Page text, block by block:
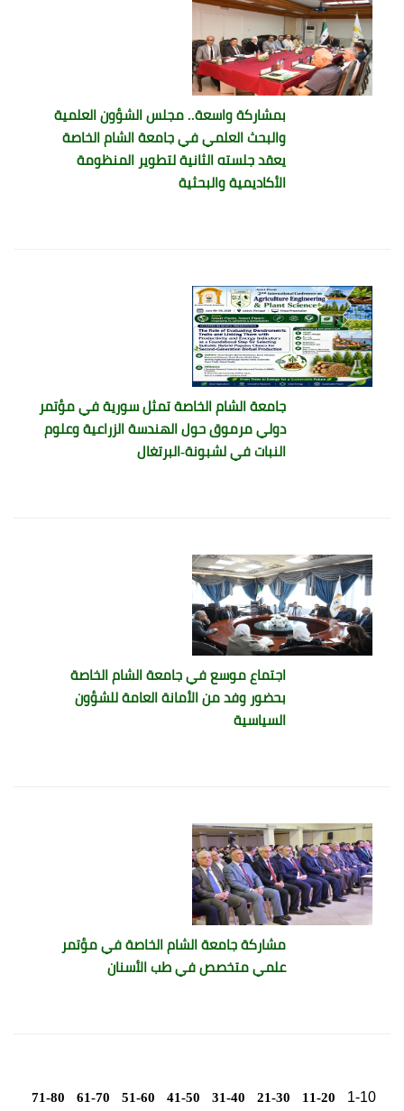
بمشاركة واسعة.. مجلس الشؤون العلمية
والبحث العلمي في جامعة الشام الخاصة
يعقد جلسته الثانية لتطوير المنظومة
الأكاديمية والبحثية
جامعة الشام الخاصة تمثل سورية في مؤتمر
دولي مرموق حول الهندسة الزراعية وعلوم
النبات في لشبونة-البرتغال
اجتماع موسع في جامعة الشام الخاصة
بحضور وفد من الأمانة العامة للشؤون
السياسية
مشاركة جامعة الشام الخاصة في مؤتمر
علمي متخصص في طب الأسنان
11-20
21-30
31-40
41-50
51-60
61-70
71-80